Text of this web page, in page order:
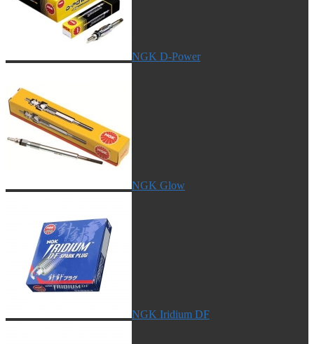
NGK D-Power
NGK Glow
NGK Iridium DF